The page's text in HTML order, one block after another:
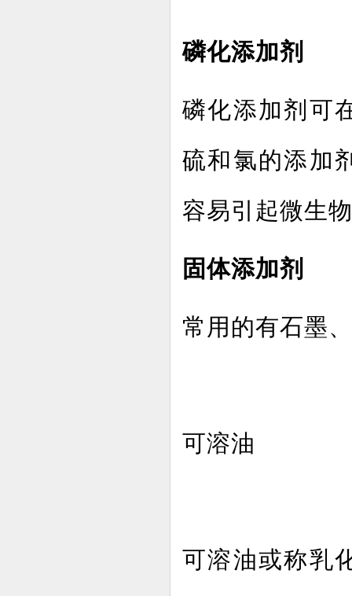
磷化添加剂
磷化添加剂可
硫和氯的添加
容易引起微生
固体添加剂
常用的有石墨
可溶油
可溶油或称乳